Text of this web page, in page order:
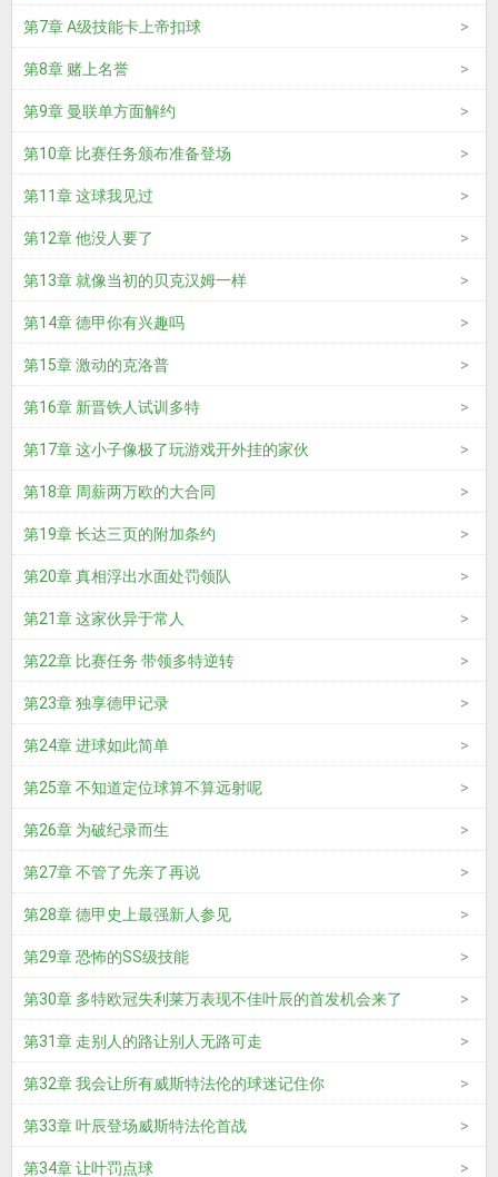
第7章 A级技能卡上帝扣球
第8章 赌上名誉
第9章 曼联单方面解约
第10章 比赛任务颁布准备登场
第11章 这球我见过
第12章 他没人要了
第13章 就像当初的贝克汉姆一样
第14章 德甲你有兴趣吗
第15章 激动的克洛普
第16章 新晋铁人试训多特
第17章 这小子像极了玩游戏开外挂的家伙
第18章 周薪两万欧的大合同
第19章 长达三页的附加条约
第20章 真相浮出水面处罚领队
第21章 这家伙异于常人
第22章 比赛任务 带领多特逆转
第23章 独享德甲记录
第24章 进球如此简单
第25章 不知道定位球算不算远射呢
第26章 为破纪录而生
第27章 不管了先亲了再说
第28章 德甲史上最强新人参见
第29章 恐怖的SS级技能
第30章 多特欧冠失利莱万表现不佳叶辰的首发机会来了
第31章 走别人的路让别人无路可走
第32章 我会让所有威斯特法伦的球迷记住你
第33章 叶辰登场威斯特法伦首战
第34章 让叶罚点球